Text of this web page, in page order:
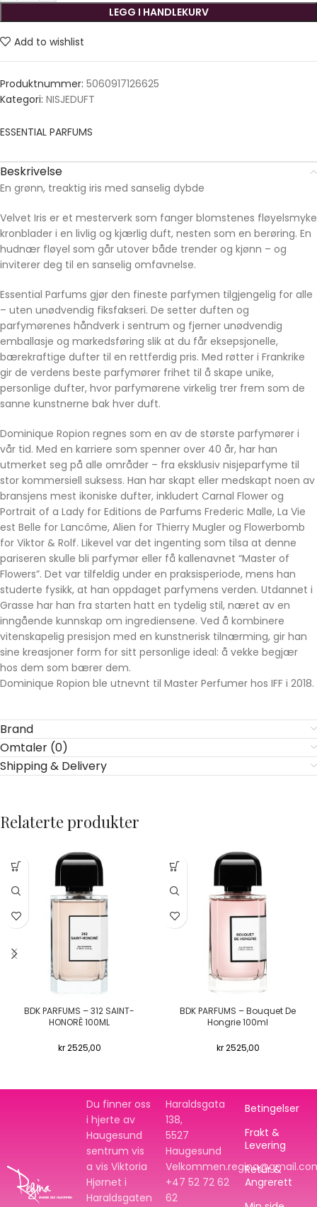
LEGG I HANDLEKURV
Add to wishlist
Produktnummer: 5060917126625
Kategori: NISJEDUFT
ESSENTIAL PARFUMS
Beskrivelse
En grønn, treaktig iris med sanselig dybde
Velvet Iris er et mesterverk som fanger blomstenes fløyelsmyke
kronblader i en livlig og kjærlig duft, nesten som en berøring. En
hudnær fløyel som går utover både trender og kjønn – og
inviterer deg til en sanselig omfavnelse.
Essential Parfums gjør den fineste parfymen tilgjengelig for alle
– uten unødvendig fiksfakseri. De setter duften og
parfymørenes håndverk i sentrum og fjerner unødvendig
emballasje og markedsføring slik at du får eksepsjonelle,
bærekraftige dufter til en rettferdig pris. Med røtter i Frankrike
gir de verdens beste parfymører frihet til å skape unike,
personlige dufter, hvor parfymørene virkelig trer frem som de
sanne kunstnerne bak hver duft.
Dominique Ropion regnes som en av de største parfymører i
vår tid. Med en karriere som spenner over 40 år, har han
utmerket seg på alle områder – fra eksklusiv nisjeparfyme til
stor kommersiell suksess. Han har skapt eller medskapt noen av
bransjens mest ikoniske dufter, inkludert Carnal Flower og
Portrait of a Lady for Editions de Parfums Frederic Malle, La Vie
est Belle for Lancôme, Alien for Thierry Mugler og Flowerbomb
for Viktor & Rolf. Likevel var det ingenting som tilsa at denne
pariseren skulle bli parfymør eller få kallenavnet “Master of
Flowers”. Det var tilfeldig under en praksisperiode, mens han
studerte fysikk, at han oppdaget parfymens verden. Utdannet i
Grasse har han fra starten hatt en tydelig stil, næret av en
inngående kunnskap om ingrediensene. Ved å kombinere
vitenskapelig presisjon med en kunstnerisk tilnærming, gir han
sine kreasjoner form for sitt personlige ideal: å vekke begjær
hos dem som bærer dem.
Dominique Ropion ble utnevnt til Master Perfumer hos IFF i 2018.
Brand
Omtaler (0)
Shipping & Delivery
Relaterte produkter
BDK PARFUMS – 312 SAINT-
HONORÈ 100ML
kr2525,00
BDK PARFUMS – Bouquet De
Hongrie 100ml
kr2525,00
Du finner oss
i hjerte av
Haugesund
sentrum vis
a vis Viktoria
Hjørnet i
Haraldsgaten
Haraldsgata
138,
5527
Haugesund
+47 52 72 62
62
Betingelser
Frakt &
Levering
Retur &
Angrerett